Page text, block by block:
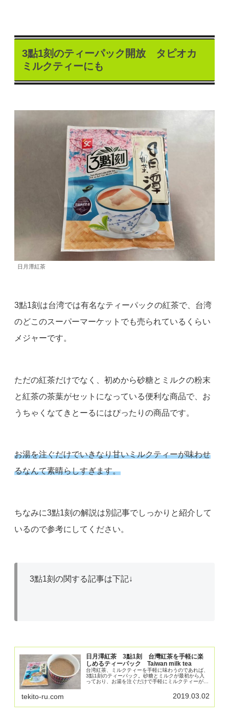
3點1刻のティーパック開放 タピオカ
ミルクティーにも
日月潭紅茶
3點1刻は台湾では有名なティーパックの紅茶で、台湾
のどこのスーパーマーケットでも売られているくらい
メジャーです。
ただの紅茶だけでなく、初めから砂糖とミルクの粉末
と紅茶の茶葉がセットになっている便利な商品で、お
うちゃくなてきとーるにはぴったりの商品です。
お湯を注ぐだけでいきなり甘いミルクティーが味わせ
るなんて素晴らしすぎます。
ちなみに3點1刻の解説は別記事でしっかりと紹介して
いるので参考にしてください。
3點1刻の関する記事は下記↓
日月澤紅茶 3點1刻 台灣紅茶を手軽に楽
しめるティーパック Taiwan milk tea
台湾紅茶、ミルクティーを手軽に味わうのであれば、
3點1刻のティーパック。砂糖とミルクが最初から入
っており、お湯を注ぐだけで手軽にミルクティーが完
りとした味わい。作り方と味、種類をレビューしてま
tekito-ru.com 2019.03.02